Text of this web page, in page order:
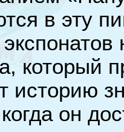
в эту
который
историю
он